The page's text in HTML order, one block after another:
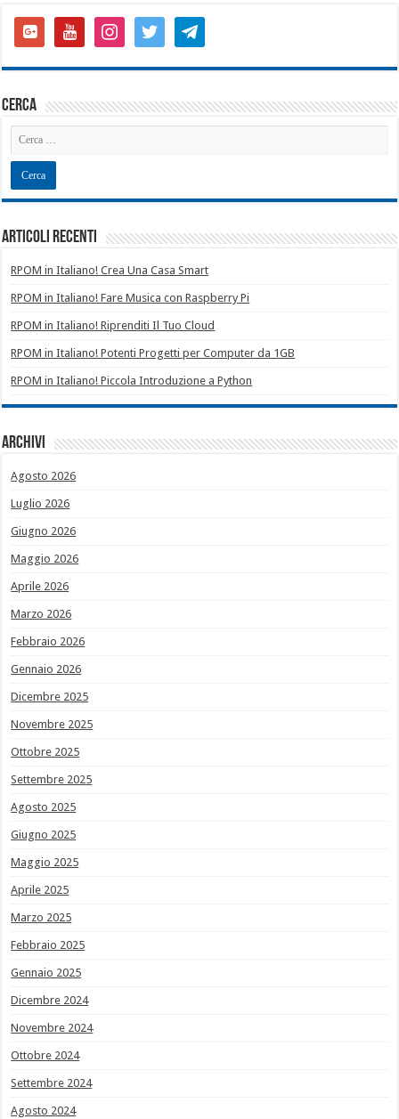
google-
plus-
youtube instagramtwitter telegram
cerca
Articoli recenti
RPOM in Italiano! Crea Una Casa Smart
RPOM in Italiano! Fare Musica con Raspberry Pi
RPOM in Italiano! Riprenditi Il Tuo Cloud
RPOM in Italiano! Potenti Progetti per Computer da 1GB
RPOM in Italiano! Piccola Introduzione a Python
Archivi
Agosto 2026
Luglio 2026
Giugno 2026
Maggio 2026
Aprile 2026
Marzo 2026
Febbraio 2026
Gennaio 2026
Dicembre 2025
Novembre 2025
Ottobre 2025
Settembre 2025
Agosto 2025
Giugno 2025
Maggio 2025
Aprile 2025
Marzo 2025
Febbraio 2025
Gennaio 2025
Dicembre 2024
Novembre 2024
Ottobre 2024
Settembre 2024
Agosto 2024